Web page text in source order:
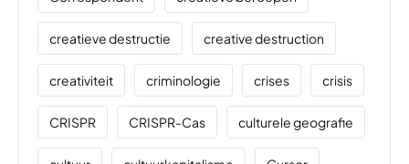
creatieve destructie creative destruction
creativiteit criminologie crises crisis
CRISPR CRISPR-Cas culturele geografie